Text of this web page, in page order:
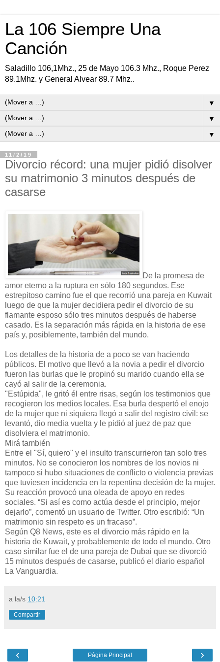
La 106 Siempre Una
Canción
Saladillo 106,1Mhz., 25 de Mayo 106.3 Mhz., Roque Perez
89.1Mhz. y General Alvear 89.7 Mhz..
▼
▼
▼
11/2/19
Divorcio récord: una mujer pidió disolver
su matrimonio 3 minutos después de
casarse
De la promesa de
amor eterno a la ruptura en sólo 180 segundos. Ese
estrepitoso camino fue el que recorrió una pareja en Kuwait
luego de que la mujer decidiera pedir el divorcio de su
flamante esposo sólo tres minutos después de haberse
casado. Es la separación más rápida en la historia de ese
país y, posiblemente, también del mundo.
Los detalles de la historia de a poco se van haciendo
públicos. El motivo que llevó a la novia a pedir el divorcio
fueron las burlas que le propinó su marido cuando ella se
cayó al salir de la ceremonia.
"Estúpida", le gritó él entre risas, según los testimonios que
recogieron los medios locales. Esa burla despertó el enojo
de la mujer que ni siquiera llegó a salir del registro civil: se
levantó, dio media vuelta y le pidió al juez de paz que
disolviera el matrimonio.
Mirá también
Entre el "Sí, quiero" y el insulto transcurrieron tan solo tres
minutos. No se conocieron los nombres de los novios ni
tampoco si hubo situaciones de conflicto o violencia previas
que tuviesen incidencia en la repentina decisión de la mujer.
Su reacción provocó una oleada de apoyo en redes
sociales. “Si así es como actúa desde el principio, mejor
dejarlo”, comentó un usuario de Twitter. Otro escribió: “Un
matrimonio sin respeto es un fracaso”.
Según Q8 News, este es el divorcio más rápido en la
historia de Kuwait, y probablemente de todo el mundo. Otro
caso similar fue el de una pareja de Dubai que se divorció
15 minutos después de casarse, publicó el diario español
La Vanguardia.
a la/s 10:21
Compartir
‹ ›
Página Principal